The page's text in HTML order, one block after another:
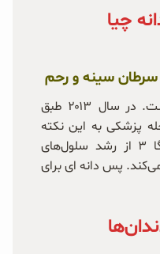
چیا
دانه چیا سرشار از امگا ۳ است. در سال ۲۰۱۳ طبق
پزشکی به این نکته
اشاره شده است. مصرف امگا ۳ از رشد سلول‌های
پس دانه ای برای